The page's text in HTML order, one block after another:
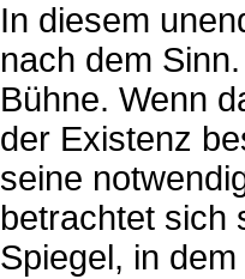
In diesem
nach dem
Bühne. Wenn
der Existenz
seine
betrachtet sich
Spiegel, in